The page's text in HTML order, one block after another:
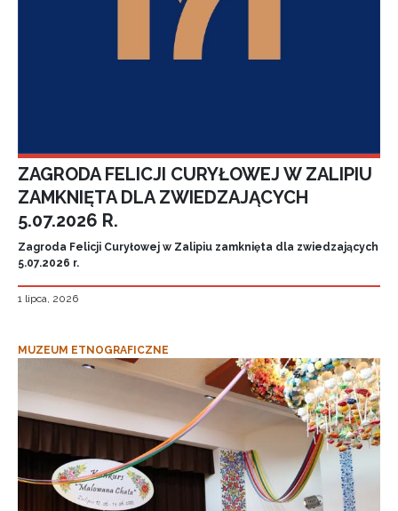
ZAGRODA FELICJI CURYŁOWEJ W ZALIPIU
ZAMKNIĘTA DLA ZWIEDZAJĄCYCH
5.07.2026 R.
Zagroda Felicji Curyłowej w Zalipiu zamknięta dla zwiedzających
5.07.2026 r.
1 lipca, 2026
MUZEUM ETNOGRAFICZNE